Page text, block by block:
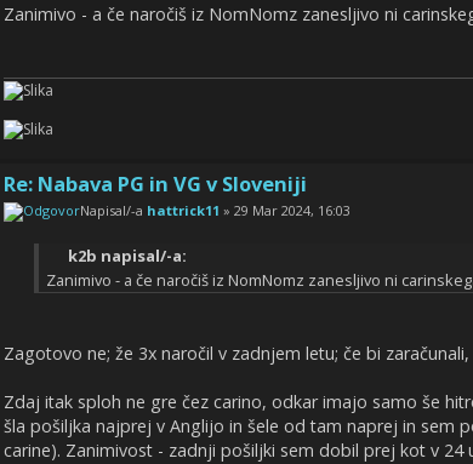
Zanimivo - a če naročiš iz NomNomz zanesljivo ni
Re: Nabava PG in VG v Sloveniji
Napisal/-a hattrick11 » 29 Mar 2024, 16:03
k2b napisal/-a:
Zanimivo - a če naročiš iz NomNomz zanesljivo ni
Zagotovo ne; že 3x naročil v zadnjem letu; če bi
Zdaj itak sploh ne gre čez carino, odkar imajo samo še
šla pošiljka najprej v Anglijo in šele od tam naprej in sem
carine). Zanimivost - zadnji pošiljki sem dobil prej kot v